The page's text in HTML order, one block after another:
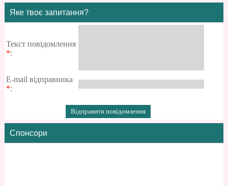
Яке твоє запитання?
Текст повідомлення
*:
E-mail відправника
*:
Спонсори